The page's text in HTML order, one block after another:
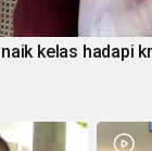
kelas hadapi